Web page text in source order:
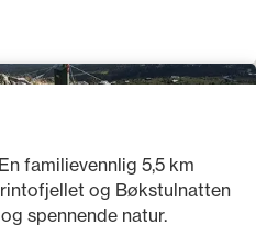
familievennlig 5,5 km
og Bøkstulnatten
spennende natur.